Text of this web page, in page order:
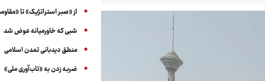
از «صبر استراتژیک» تا
شبی که خاورمیانه عوض شد
منطق دیدبانی تمدن اسلامی
ضربه زدن به «تاب‌آوری ملی»